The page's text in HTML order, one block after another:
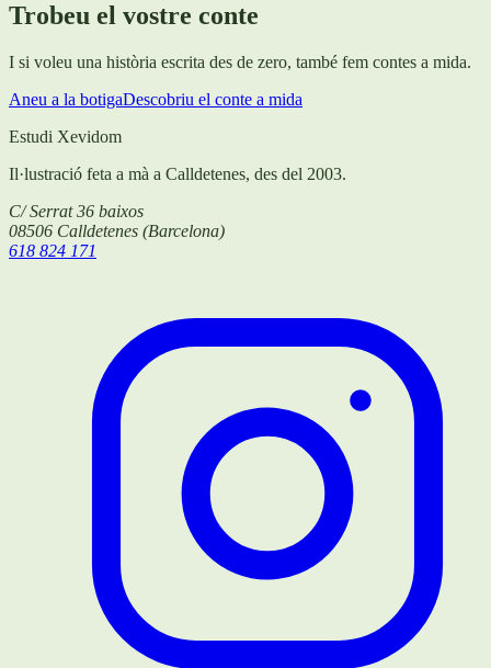
Trobeu el vostre conte
I si voleu una història escrita des de zero, també fem contes a mida.
Aneu a la botigaDescobriu el conte a mida
Estudi Xevidom
Il·lustració feta a mà a Calldetenes, des del 2003.
C/ Serrat 36 baixos
08506 Calldetenes (Barcelona)
618 824 171